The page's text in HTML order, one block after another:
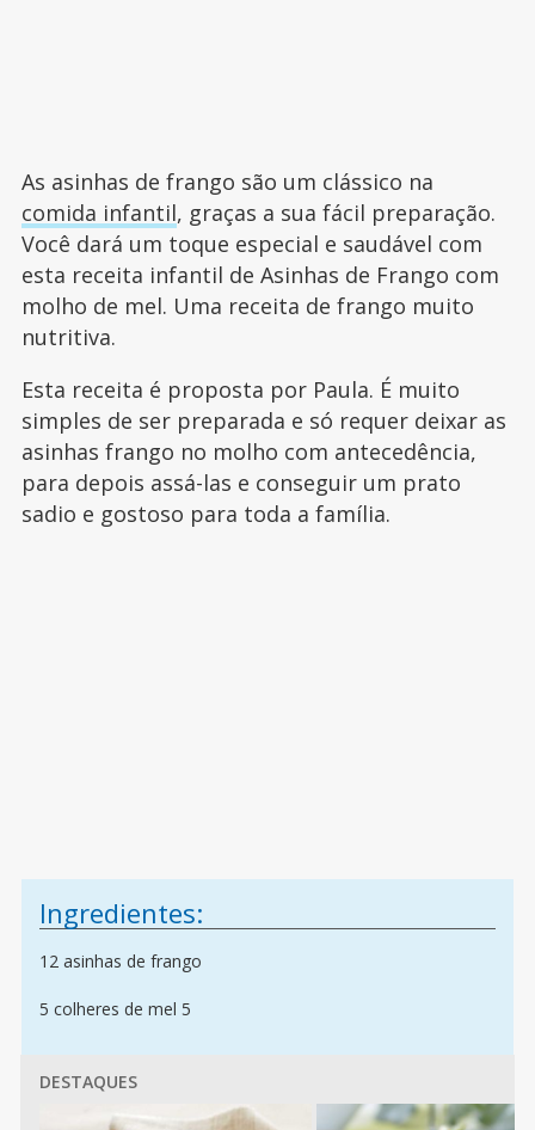
As asinhas de frango são um clássico na
comida infantil, graças a sua fácil preparação.
Você dará um toque especial e saudável com
esta receita infantil de Asinhas de Frango com
molho de mel. Uma receita de frango muito
nutritiva.
Esta receita é proposta por Paula. É muito
simples de ser preparada e só requer deixar as
asinhas frango no molho com antecedência,
para depois assá-las e conseguir um prato
sadio e gostoso para toda a família.
Ingredientes:
12 asinhas de frango
5 colheres de mel 5
DESTAQUES